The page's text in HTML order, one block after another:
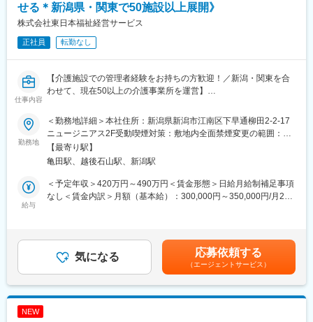
っております。日本の65歳以上の人口は2042年まで増加見込み
で、それに合わせて介護需要も拡大されることが期待されていま
されており、また、高齢者の生活上必要不可欠な職業でもあるた
■同社について：
東日本福祉経営サービスグループは、介護事業所の開設・運営を
せて頂いています。2002年に会社を設立し、東京・埼玉・千葉・
新潟にて、計54事業所を運営。
主に介護付有料老人ホームを中心に事業展開を図っています。
せる＊新潟県・関東で50施設以上展開》
株式会社東日本福祉経営サービス
正社員 転勤なし
仕事内容
【介護施設での管理者経験をお持ちの方歓迎！／新潟・関東を合
わせて、現在50以上の介護事業所を運営】
後は管理者候補として新潟エリアの既存施設管理者に付き、管理
者業務のレクチャーを受けていただきます。
■業務内容：
職員管理、収益管理、事務作業
・入居相談、案内、入居者状況把握と管理
・介護ケアのサポート業務
■介護業界について：
昨今人口減少が進んでいる中、介護業界は数少ない成長産業とな
勤務地
＜勤務地詳細＞本社住所：新潟県新潟市江南区下早通柳田2-2-17
ニュージニアス2F受動喫煙対策：敷地内全面禁煙変更の範囲：会
社の定める事業所
【最寄り駅】
亀田駅、越後石山駅、新潟駅
給与
＜予定年収＞420万円～490万円＜賃金形態＞日給月給制補足事項
なし＜賃金内訳＞月額（基本給）：300,000円～350,000円/月20
1回（4月）■賞与：年2回（7月、12月）賃金はあくまでも目安の
金額であり、選考を通じて上下する可能性があります。月給(月額)
は固定手当を含めた表記です。
気になる 応募依頼する
（エージェントサービス）
NEW